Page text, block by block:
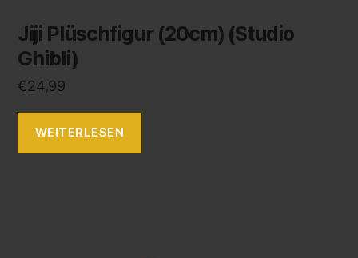
Jiji Plüschfigur (20cm) (Studio
Ghibli)
€24,99
WEITERLESEN